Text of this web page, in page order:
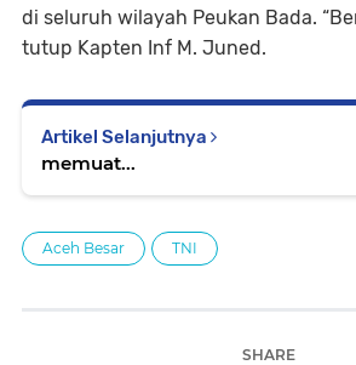
di seluruh wilayah Peukan Bada.
tutup Kapten Inf M. Juned.
Artikel Selanjutnya
memuat...
Aceh Besar TNI
SHARE